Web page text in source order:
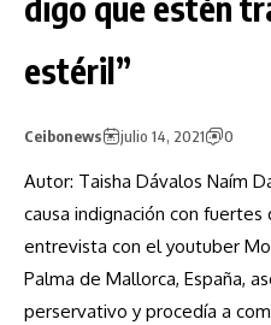
estéril”
Ceibonews julio 14, 2021 0
Autor: Taisha Dávalos Naím
causa indignación con fuertes
entrevista con el youtuber
Palma de Mallorca, España,
perservativo y procedía a